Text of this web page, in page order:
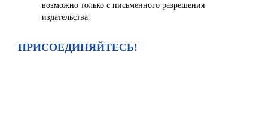
возможно только с письменного разрешения
издательства.
ПРИСОЕДИНЯЙТЕСЬ!